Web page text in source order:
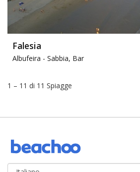
Falesia
Albufeira - Sabbia, Bar
1 – 11 di 11 Spiagge